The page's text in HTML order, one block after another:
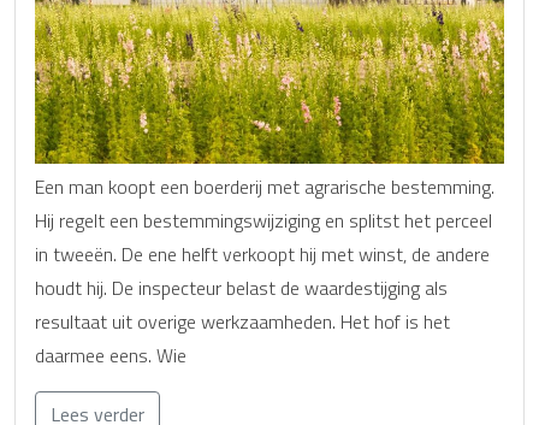
Een man koopt een boerderij met agrarische bestemming.
Hij regelt een bestemmingswijziging en splitst het perceel
in tweeën. De ene helft verkoopt hij met winst, de andere
houdt hij. De inspecteur belast de waardestijging als
resultaat uit overige werkzaamheden. Het hof is het
daarmee eens. Wie
Lees verder